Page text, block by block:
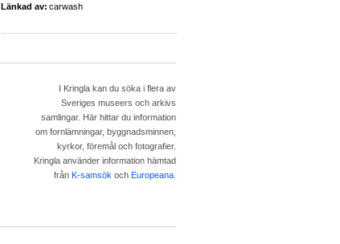
Länkad av: carwash
I Kringla kan du söka i flera av
Sveriges museers och arkivs
samlingar. Här hittar du information
om fornlämningar, byggnadsminnen,
kyrkor, föremål och fotografier.
Kringla använder information hämtad
från K-samsök och Europeana